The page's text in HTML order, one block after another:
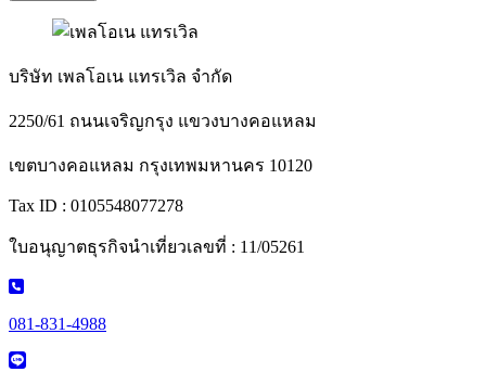
บริษัท เพลโอเน แทรเวิล จำกัด
2250/61 ถนนเจริญกรุง แขวงบางคอแหลม
เขตบางคอแหลม กรุงเทพมหานคร 10120
Tax ID : 0105548077278
ใบอนุญาตธุรกิจนำเที่ยวเลขที่ : 11/05261
081-831-4988